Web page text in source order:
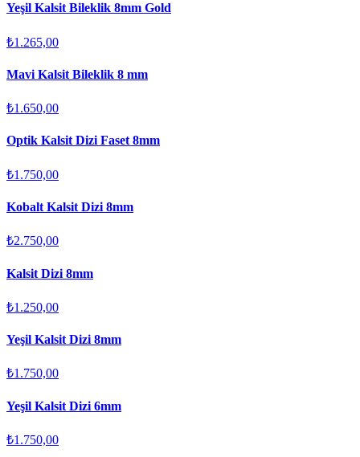
Yeşil Kalsit Bileklik 8mm Gold
₺1.265,00
Mavi Kalsit Bileklik 8 mm
₺1.650,00
Optik Kalsit Dizi Faset 8mm
₺1.750,00
Kobalt Kalsit Dizi 8mm
₺2.750,00
Kalsit Dizi 8mm
₺1.250,00
Yeşil Kalsit Dizi 8mm
₺1.750,00
Yeşil Kalsit Dizi 6mm
₺1.750,00